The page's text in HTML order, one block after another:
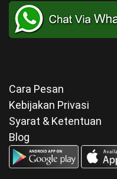
Cara Pesan
Kebijakan Privasi
Syarat & Ketentuan
Blog